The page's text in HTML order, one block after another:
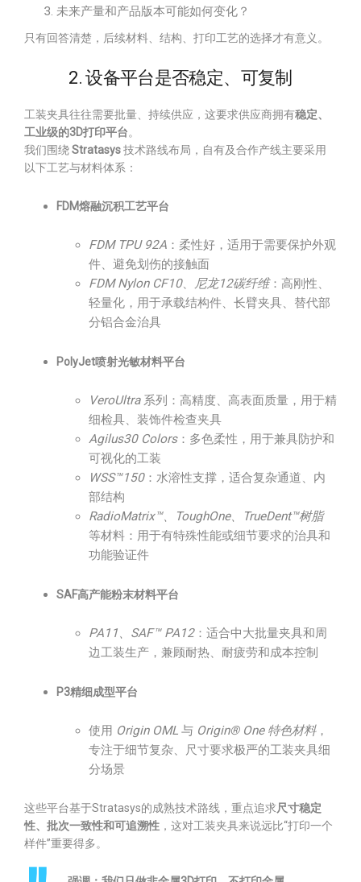
未来产量和产品版本可能如何变化？
只有回答清楚，后续材料、结构、打印工艺的选择才有意义。
2. 设备平台是否稳定、可复制
工装夹具往往需要批量、持续供应，这要求供应商拥有稳定、
工业级的3D打印平台。
我们围绕Stratasys技术路线布局，自有及合作产线主要采用
以下工艺与材料体系：
FDM熔融沉积工艺平台
FDM TPU 92A ：柔性好，适用于需要保护外观
件、避免划伤的接触面
FDM Nylon CF10、 尼龙12碳纤维：高刚性、
轻量化，用于承载结构件、长臂夹具、替代部
分铝合金治具
PolyJet喷射光敏材料平台
VeroUltra系列：高精度、高表面质量，用于精
细检具、装饰件检查夹具
Agilus30 Colors：多色柔性，用于兼具防护和
可视化的工装
WSS™150：水溶性支撑，适合复杂通道、内
部结构
RadioMatrix™、ToughOne、TrueDent™树脂
等材料：用于有特殊性能或细节要求的治具和
功能验证件
SAF高产能粉末材料平台
PA11、SAF™ PA12：适合中大批量夹具和周
边工装生产，兼顾耐热、耐疲劳和成本控制
P3精细成型平台
使用 Origin OML 与 Origin® One 特色材料，
专注于细节复杂、尺寸要求极严的工装夹具细
分场景
这些平台基于Stratasys的成熟技术路线，重点追求尺寸稳定
性、批次一致性和可追溯性 ，这对工装夹具来说远比“打印一个
样件”重要得多。